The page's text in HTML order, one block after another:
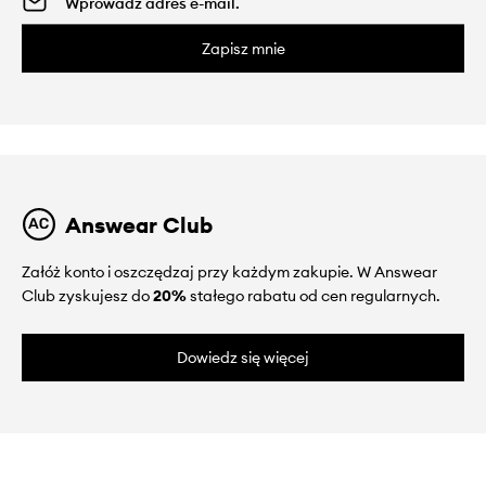
Zapisz mnie
Answear Club
Załóż konto i oszczędzaj przy każdym zakupie. W Answear
Club zyskujesz do20%stałego rabatu od cen regularnych.
Dowiedz się więcej